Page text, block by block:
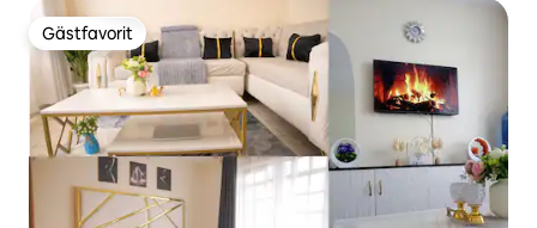
Gästfavorit
Gästfavorit